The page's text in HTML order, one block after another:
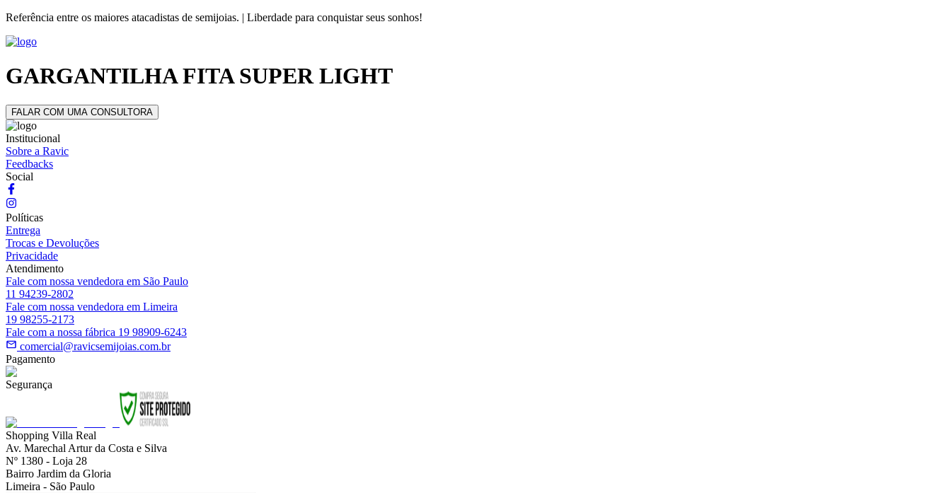
Referência entre os maiores atacadistas de semijoias. | Liberdade para conquistar seus sonhos!
GARGANTILHA FITA SUPER LIGHT
FALAR COM UMA CONSULTORA
Institucional
Sobre a Ravic
Feedbacks
Social
Políticas
Entrega
Trocas e Devoluções
Privacidade
Atendimento
Fale com nossa vendedora em São Paulo
11 94239-2802
Fale com nossa vendedora em Limeira
19 98255-2173
Fale com a nossa fábrica 19 98909-6243
comercial@ravicsemijoias.com.br
Pagamento
Segurança
Shopping Villa Real
Av. Marechal Artur da Costa e Silva
Nº 1380 - Loja 28
Bairro Jardim da Gloria
Limeira - São Paulo